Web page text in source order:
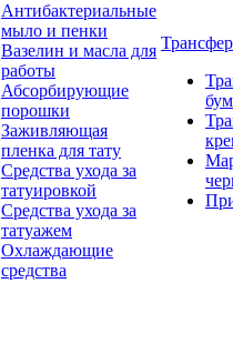
Антибактериальные
мыло и пенки
Вазелин и масла для
работы
Абсорбирующие
порошки
Заживляющая
пленка для тату
Средства ухода за
татуировкой
Средства ухода за
татуажем
Охлаждающие
средства
Трансфер